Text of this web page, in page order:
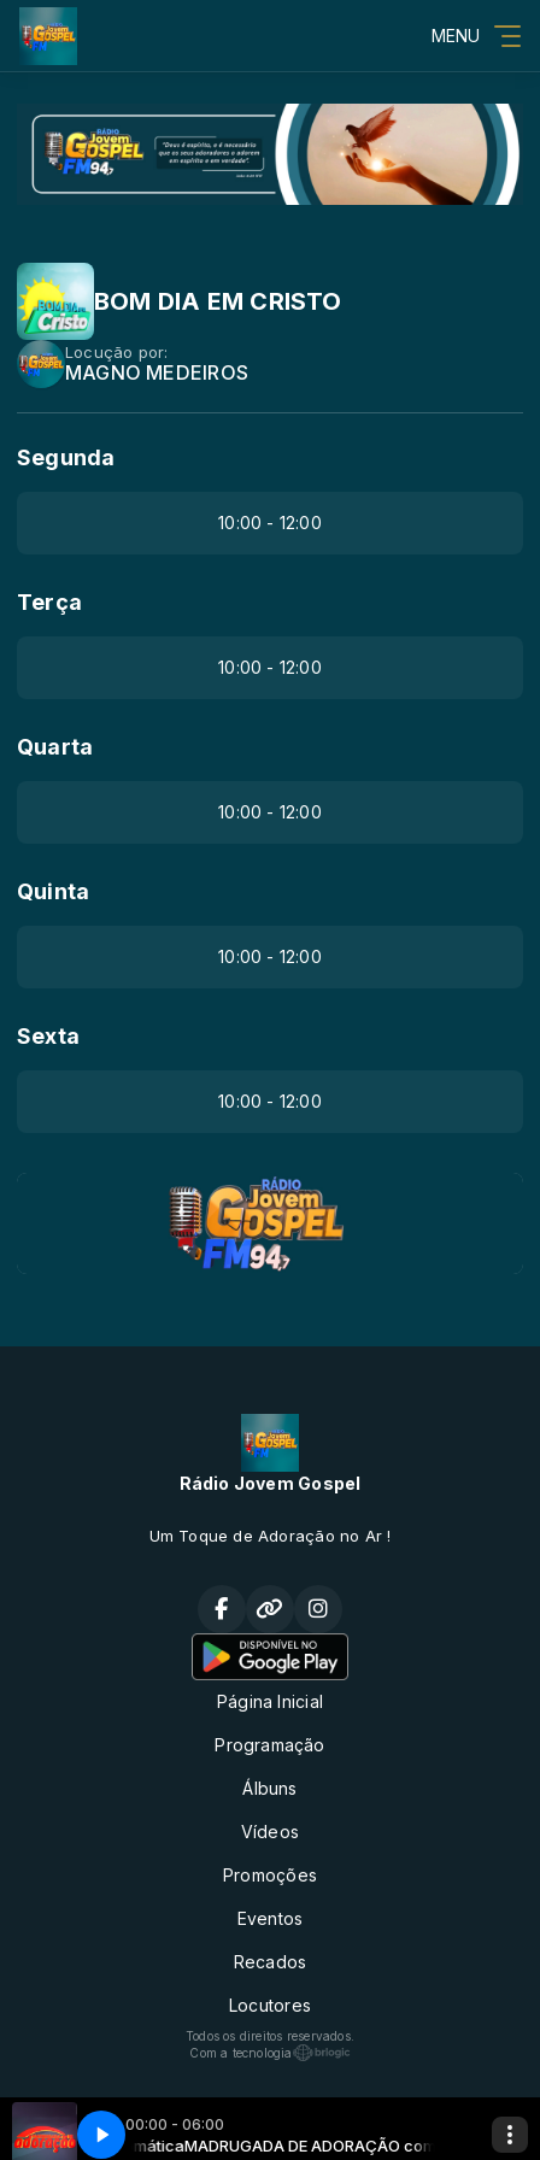
00:00 - 06:00
AutomáticaMADRUGADA DE ADORAÇÃO com
MENU
BOM DIA EM CRISTO
Locução por:
MAGNO MEDEIROS
Segunda
10:00 - 12:00
Terça
10:00 - 12:00
Quarta
10:00 - 12:00
Quinta
10:00 - 12:00
Sexta
10:00 - 12:00
Rádio Jovem Gospel
Um Toque de Adoração no Ar !
Página Inicial
Programação
Álbuns
Vídeos
Promoções
Eventos
Recados
Locutores
Todos os direitos reservados.
Com a tecnologia